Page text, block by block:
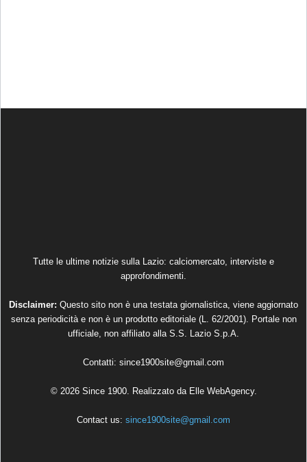
Tutte le ultime notizie sulla Lazio: calciomercato, interviste e
approfondimenti.
Disclaimer: Questo sito non è una testata giornalistica, viene aggiornato
senza periodicità e non è un prodotto editoriale (L. 62/2001). Portale non
ufficiale, non affiliato alla S.S. Lazio S.p.A.
Contatti: since1900site@gmail.com
© 2026 Since 1900. Realizzato da Elle WebAgency.
Contact us: since1900site@gmail.com